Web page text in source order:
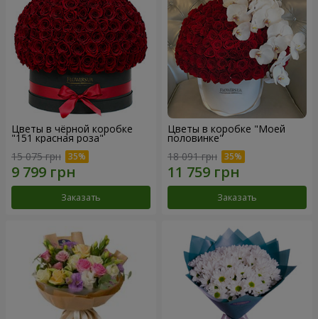
Цветы в чёрной коробке
"151 красная роза"
15 075 грн
Заказать
Цветы в коробке "Моей
половинке"
18 091 грн
Заказать